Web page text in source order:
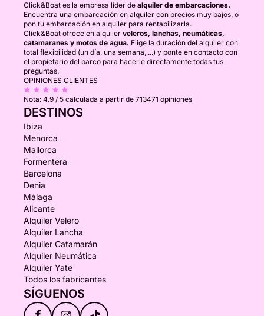
Click&Boat es la empresa líder de alquiler de embarcaciones.
Encuentra una embarcación en alquiler con precios muy bajos, o
pon tu embarcación en alquiler para rentabilizarla.
Click&Boat ofrece en alquiler veleros, lanchas, neumáticas,
catamaranes y motos de agua. Elige la duración del alquiler con
total flexibilidad (un día, una semana, ...) y ponte en contacto con
el propietario del barco para hacerle directamente todas tus
preguntas.
OPINIONES CLIENTES
Nota: 4.9 / 5 calculada a partir de 713471 opiniones
DESTINOS
Ibiza
Menorca
Mallorca
Formentera
Barcelona
Denia
Málaga
Alicante
Alquiler Velero
Alquiler Lancha
Alquiler Catamarán
Alquiler Neumática
Alquiler Yate
Todos los fabricantes
SÍGUENOS